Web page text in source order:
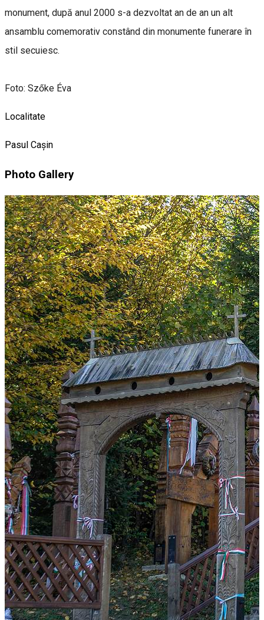
monument, după anul 2000 s-a dezvoltat an de an un alt
ansamblu comemorativ constând din monumente funerare în
stil secuiesc.
Foto: Szőke Éva
Localitate
Pasul Cașin
Photo Gallery